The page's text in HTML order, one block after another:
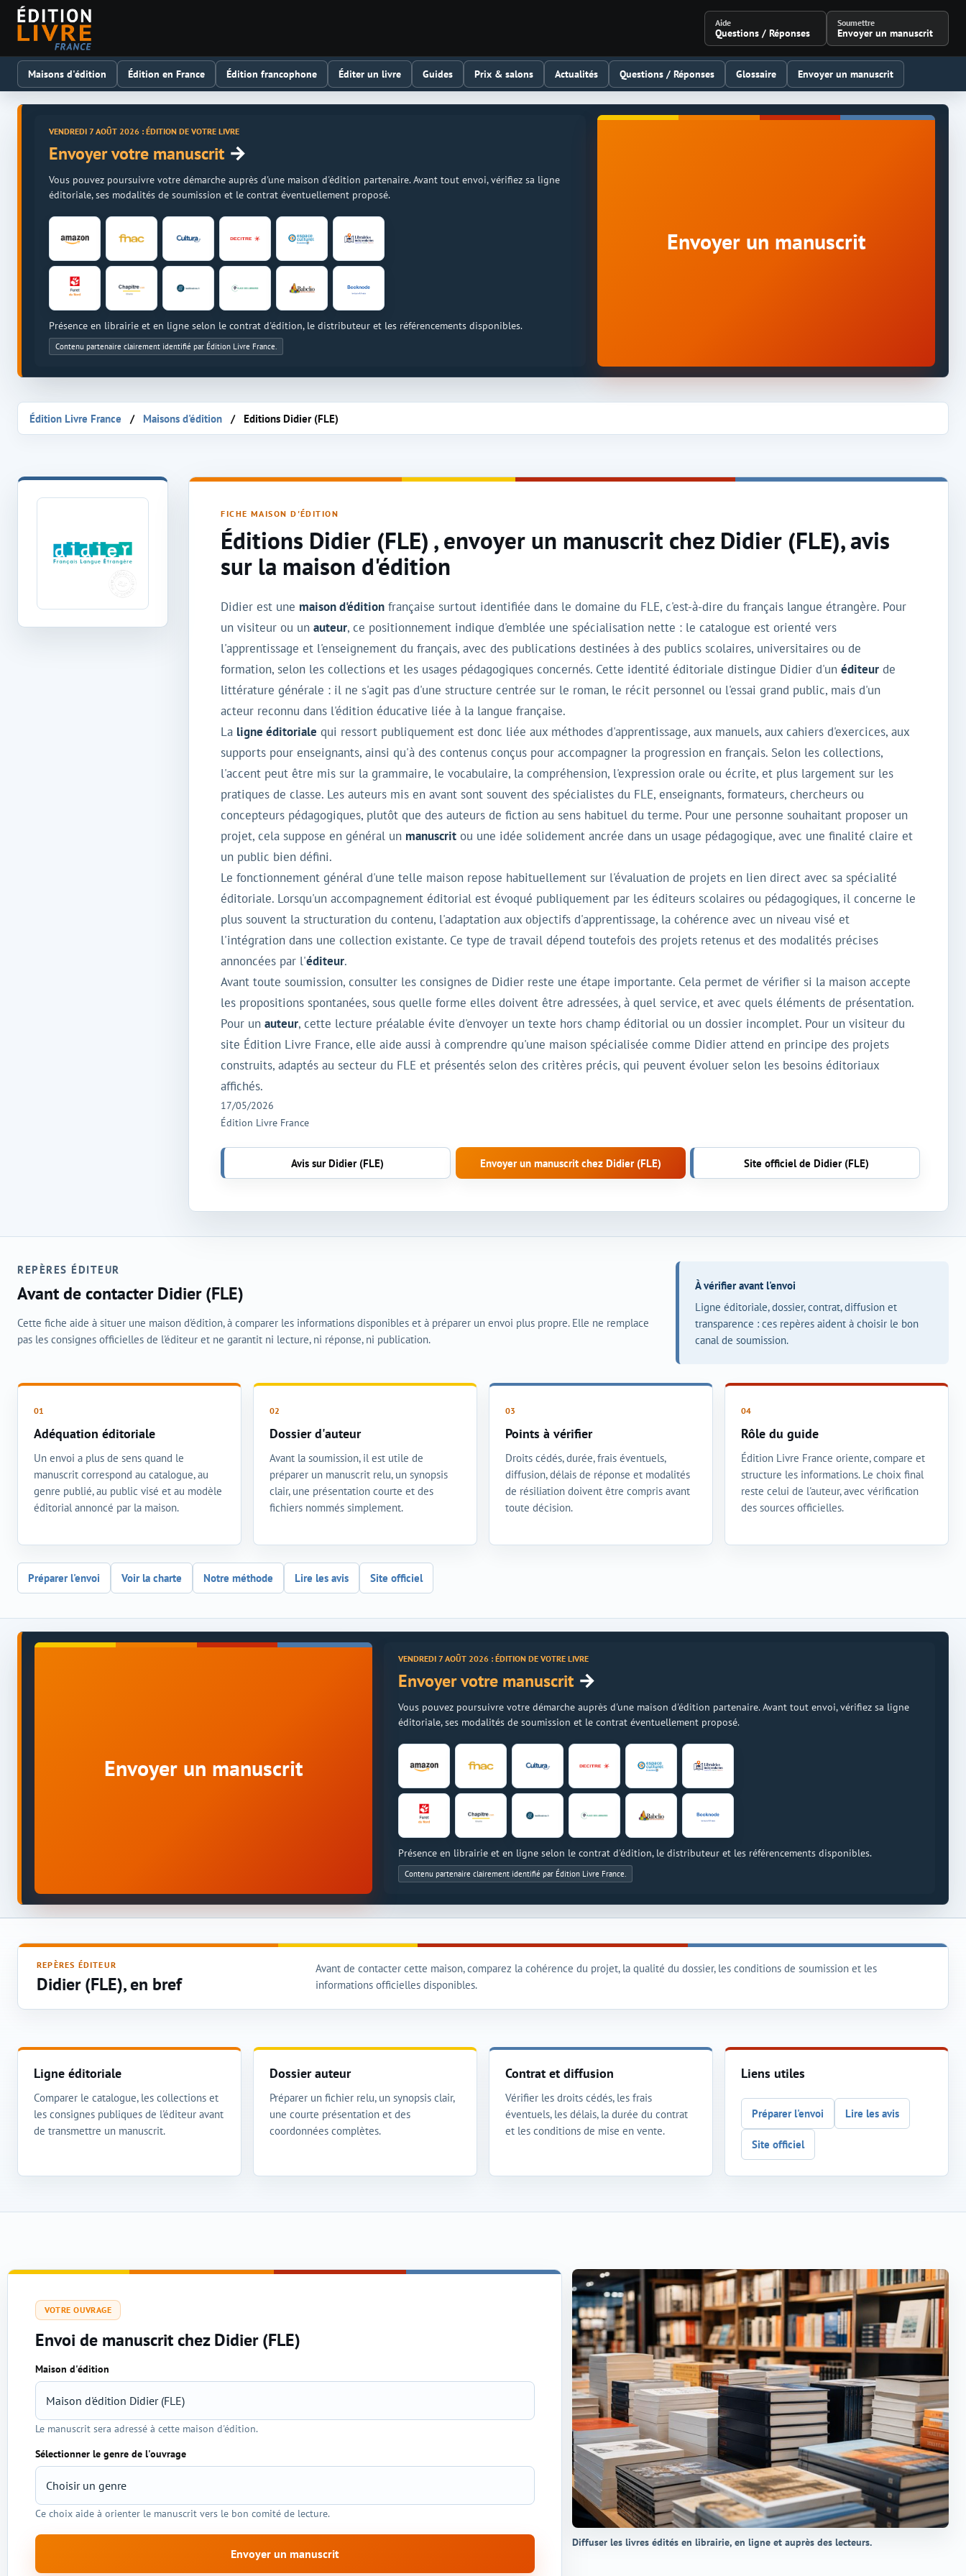
Aide
Questions / Réponses
Soumettre
Envoyer un manuscrit
Maisons d'édition Édition en France Édition francophone Éditer un livre Guides Prix & salons Actualités Questions / Réponses Glossaire Envoyer un manuscrit
VENDREDI 7 AOÛT 2026 : ÉDITION DE VOTRE LIVRE
Envoyer votre manuscrit →
Vous pouvez poursuivre votre démarche auprès d'une maison d'édition partenaire. Avant tout envoi, vérifiez sa ligne
éditoriale, ses modalités de soumission et le contrat éventuellement proposé.
Présence en librairie et en ligne selon le contrat d'édition, le distributeur et les référencements disponibles.
Contenu partenaire clairement identifié par Édition Livre France.
Envoyer un manuscrit
Édition Livre France Maisons d'édition Editions Didier (FLE)
Maison d'édition Didier (FLE)
FICHE MAISON D'ÉDITION
Éditions Didier (FLE) , envoyer un manuscrit chez Didier (FLE), avis
sur la maison d'édition
Didier est une maison d'édition française surtout identifiée dans le domaine du FLE, c'est-à-dire du français langue étrangère. Pour
un visiteur ou unauteur, ce positionnement indique d'emblée une spécialisation nette : le catalogue est orienté vers
l'apprentissage et l'enseignement du français, avec des publications destinées à des publics scolaires, universitaires ou de
formation, selon les collections et les usages pédagogiques concernés. Cette identité éditoriale distingue Didier d'unéditeur de
littérature générale : il ne s'agit pas d'une structure centrée sur le roman, le récit personnel ou l'essai grand public, mais d'un
acteur reconnu dans l'édition éducative liée à la langue française.
La ligne éditoriale qui ressort publiquement est donc liée aux méthodes d'apprentissage, aux manuels, aux cahiers d'exercices, aux
supports pour enseignants, ainsi qu'à des contenus conçus pour accompagner la progression en français. Selon les collections,
l'accent peut être mis sur la grammaire, le vocabulaire, la compréhension, l'expression orale ou écrite, et plus largement sur les
pratiques de classe. Les auteurs mis en avant sont souvent des spécialistes du FLE, enseignants, formateurs, chercheurs ou
concepteurs pédagogiques, plutôt que des auteurs de fiction au sens habituel du terme. Pour une personne souhaitant proposer un
projet, cela suppose en général un manuscrit ou une idée solidement ancrée dans un usage pédagogique, avec une finalité claire et
un public bien défini.
Le fonctionnement général d'une telle maison repose habituellement sur l'évaluation de projets en lien direct avec sa spécialité
éditoriale. Lorsqu'un accompagnement éditorial est évoqué publiquement par les éditeurs scolaires ou pédagogiques, il concerne le
plus souvent la structuration du contenu, l'adaptation aux objectifs d'apprentissage, la cohérence avec un niveau visé et
l'intégration dans une collection existante. Ce type de travail dépend toutefois des projets retenus et des modalités précises
annoncées par l'éditeur.
Avant toute soumission, consulter les consignes de Didier reste une étape importante. Cela permet de vérifier si la maison accepte
les propositions spontanées, sous quelle forme elles doivent être adressées, à quel service, et avec quels éléments de présentation.
Pour unauteur, cette lecture préalable évite d'envoyer un texte hors champ éditorial ou un dossier incomplet. Pour un visiteur du
site Édition Livre France, elle aide aussi à comprendre qu'une maison spécialisée comme Didier attend en principe des projets
construits, adaptés au secteur du FLE et présentés selon des critères précis, qui peuvent évoluer selon les besoins éditoriaux
affichés.
17/05/2026
Édition Livre France
Avis sur Didier (FLE) Envoyer un manuscrit chez Didier (FLE) Site officiel de Didier (FLE)
REPÈRES ÉDITEUR
Avant de contacter Didier (FLE)
Cette fiche aide à situer une maison d'édition, à comparer les informations disponibles et à préparer un envoi plus propre. Elle ne remplace
pas les consignes officielles de l'éditeur et ne garantit ni lecture, ni réponse, ni publication.
À vérifier avant l'envoi
Ligne éditoriale, dossier, contrat, diffusion et
transparence : ces repères aident à choisir le bon
canal de soumission.
Adéquation éditoriale
Un envoi a plus de sens quand le
manuscrit correspond au catalogue, au
genre publié, au public visé et au modèle
éditorial annoncé par la maison.
Dossier d'auteur
Avant la soumission, il est utile de
préparer un manuscrit relu, un synopsis
clair, une présentation courte et des
fichiers nommés simplement.
Points à vérifier
Droits cédés, durée, frais éventuels,
diffusion, délais de réponse et modalités
de résiliation doivent être compris avant
toute décision.
Rôle du guide
Édition Livre France oriente, compare et
structure les informations. Le choix final
reste celui de l'auteur, avec vérification
des sources officielles.
Préparer l'envoi Voir la charte Notre méthode Lire les avis Site officiel
VENDREDI 7 AOÛT 2026 : ÉDITION DE VOTRE LIVRE
Envoyer votre manuscrit →
Vous pouvez poursuivre votre démarche auprès d'une maison d'édition partenaire. Avant tout envoi, vérifiez sa ligne
éditoriale, ses modalités de soumission et le contrat éventuellement proposé.
Présence en librairie et en ligne selon le contrat d'édition, le distributeur et les référencements disponibles.
Contenu partenaire clairement identifié par Édition Livre France.
Envoyer un manuscrit
REPÈRES ÉDITEUR
Didier (FLE), en bref
Avant de contacter cette maison, comparez la cohérence du projet, la qualité du dossier, les conditions de soumission et les
informations officielles disponibles.
Ligne éditoriale
Comparer le catalogue, les collections et
les consignes publiques de l'éditeur avant
de transmettre un manuscrit.
Dossier auteur
Préparer un fichier relu, un synopsis clair,
une courte présentation et des
coordonnées complètes.
Contrat et diffusion
Vérifier les droits cédés, les frais
éventuels, les délais, la durée du contrat
et les conditions de mise en vente.
Liens utiles
Préparer l'envoi Lire les avis
Site officiel
VOTRE OUVRAGE
Envoi de manuscrit chez Didier (FLE)
Sélection de l'éditeur et du genre
Maison d'édition
Le manuscrit sera adressé à cette maison d'édition.
Sélectionner le genre de l'ouvrage
Ce choix aide à orienter le manuscrit vers le bon comité de lecture.
Envoyer un manuscrit
Diffuser les livres édités en librairie, en ligne et auprès des lecteurs.